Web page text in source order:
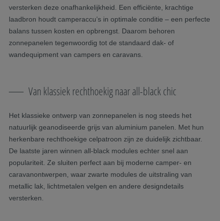
versterken deze onafhankelijkheid. Een efficiënte, krachtige
laadbron houdt camperaccu’s in optimale conditie – een perfecte
balans tussen kosten en opbrengst. Daarom behoren
zonnepanelen tegenwoordig tot de standaard dak- of
wandequipment van campers en caravans.
Van klassiek rechthoekig naar all-black chic
Het klassieke ontwerp van zonnepanelen is nog steeds het
natuurlijk geanodiseerde grijs van aluminium panelen. Met hun
herkenbare rechthoekige celpatroon zijn ze duidelijk zichtbaar.
De laatste jaren winnen all-black modules echter snel aan
populariteit. Ze sluiten perfect aan bij moderne camper- en
caravanontwerpen, waar zwarte modules de uitstraling van
metallic lak, lichtmetalen velgen en andere designdetails
versterken.